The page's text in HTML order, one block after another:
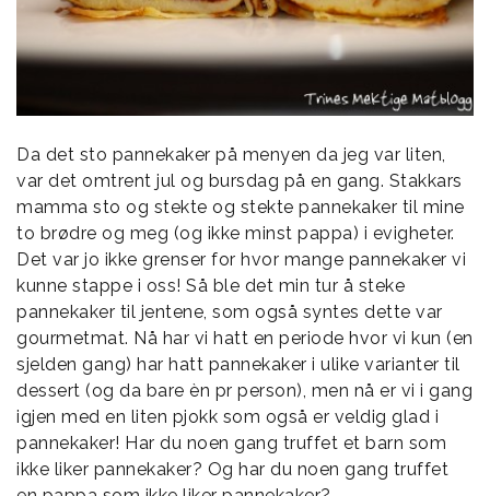
Da det sto pannekaker på menyen da jeg var liten,
var det omtrent jul og bursdag på en gang. Stakkars
mamma sto og stekte og stekte pannekaker til mine
to brødre og meg (og ikke minst pappa) i evigheter.
Det var jo ikke grenser for hvor mange pannekaker vi
kunne stappe i oss! Så ble det min tur å steke
pannekaker til jentene, som også syntes dette var
gourmetmat. Nå har vi hatt en periode hvor vi kun (en
sjelden gang) har hatt pannekaker i ulike varianter til
dessert (og da bare èn pr person), men nå er vi i gang
igjen med en liten pjokk som også er veldig glad i
pannekaker! Har du noen gang truffet et barn som
ikke liker pannekaker? Og har du noen gang truffet